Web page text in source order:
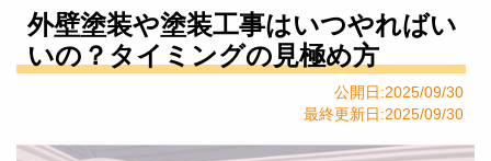
外壁塗装や塗装工事はいつやればい
いの？タイミングの見極め方
公開日:2025/09/30
最終更新日:2025/09/30